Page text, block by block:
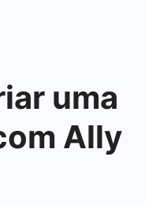
uma
Ally